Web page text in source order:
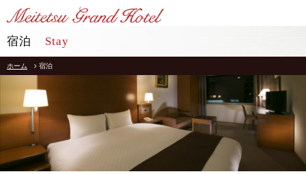
TOP トップ
STAY
RESTAURANT レストラン
宿泊 Stay
ホーム 宿泊